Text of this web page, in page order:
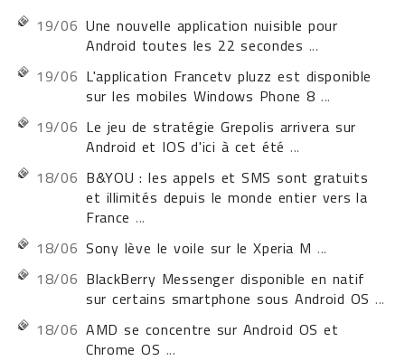
19/06 Une nouvelle application nuisible pour
Android toutes les 22 secondes ...
19/06 L'application Francetv pluzz est disponible
sur les mobiles Windows Phone 8 ...
19/06 Le jeu de stratégie Grepolis arrivera sur
Android et IOS d'ici à cet été...
18/06 B&YOU : les appels et SMS sont gratuits
et illimités depuis le monde entier vers la
France ...
18/06 Sony lève le voile sur le Xperia M ...
18/06 BlackBerry Messenger disponible en natif
sur certains smartphone sous Android OS ...
18/06 AMD se concentre sur Android OS et
Chrome OS ...